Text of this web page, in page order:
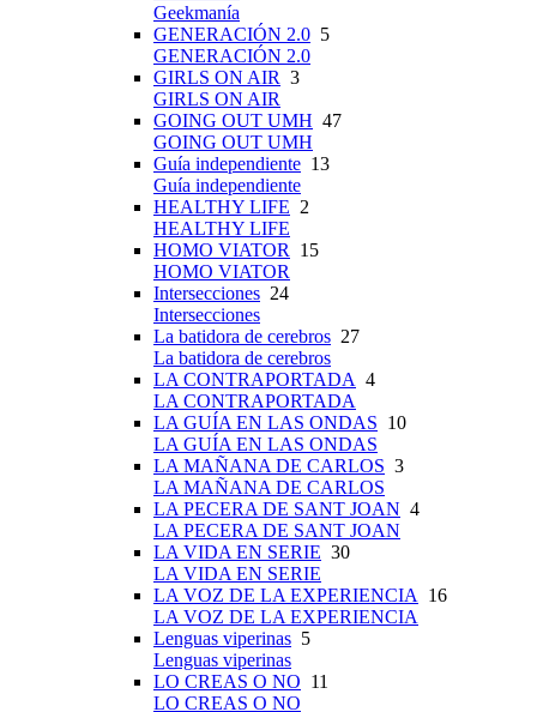
Geekmanía
GENERACIÓN 2.0 5
GENERACIÓN 2.0
GIRLS ON AIR 3
GIRLS ON AIR
GOING OUT UMH 47
GOING OUT UMH
Guía independiente 13
Guía independiente
HEALTHY LIFE 2
HEALTHY LIFE
HOMO VIATOR
15
HOMO VIATOR
Intersecciones 24
Intersecciones
La batidora de cerebros 27
La batidora de cerebros
LA CONTRAPORTADA 4
LA CONTRAPORTADA
LA GUÍA EN LAS ONDAS 10
LA GUÍA EN LAS ONDAS
LA MAÑANA DE CARLOS 3
LA MAÑANA DE CARLOS
LA PECERA DE SANT JOAN 4
LA PECERA DE SANT JOAN
LA VIDA EN SERIE 30
LA VIDA EN SERIE
LA VOZ DE LA EXPERIENCIA
16
LA VOZ DE LA EXPERIENCIA
Lenguas viperinas 5
Lenguas viperinas
LO CREAS O NO 11
LO CREAS O NO